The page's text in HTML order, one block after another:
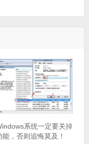
系统一定要关掉
能，否则追悔莫及！